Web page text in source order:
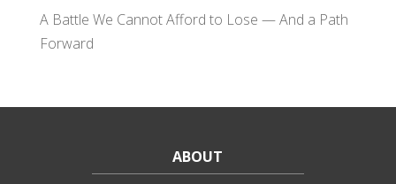
A Battle We Cannot Afford to Lose — And a Path
Forward
ABOUT